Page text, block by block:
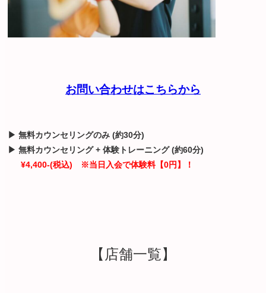
お問い合わせはこちらから
▶ 無料カウンセリングのみ (約30分)
▶ 無料カウンセリング + 体験トレーニング (約60分)
¥4,400-(税込) ※当日入会で体験料【0円】！
【店舗一覧】